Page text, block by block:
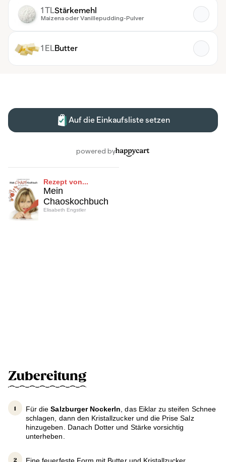
Rezept von...
Mein
Chaoskochbuch
Elisabeth Engstler
Zubereitung
Für dieSalzburger Nockerln , das Eiklar zu steifen Schnee
schlagen, dann den Kristallzucker und die Prise Salz
hinzugeben. Danach Dotter und Stärke vorsichtig
unterheben.